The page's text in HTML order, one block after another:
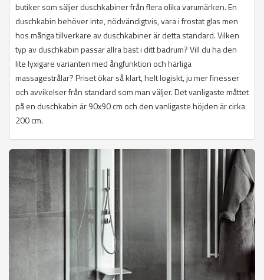
butiker som säljer duschkabiner från flera olika varumärken. En
duschkabin behöver inte, nödvändigtvis, vara i frostat glas men
hos många tillverkare av duschkabiner är detta standard. Vilken
typ av duschkabin passar allra bäst i ditt badrum? Vill du ha den
lite lyxigare varianten med ångfunktion och härliga
massagestrålar? Priset ökar så klart, helt logiskt, ju mer finesser
och avvikelser från standard som man väljer. Det vanligaste måttet
på en duschkabin är 90x90 cm och den vanligaste höjden är cirka
200 cm.